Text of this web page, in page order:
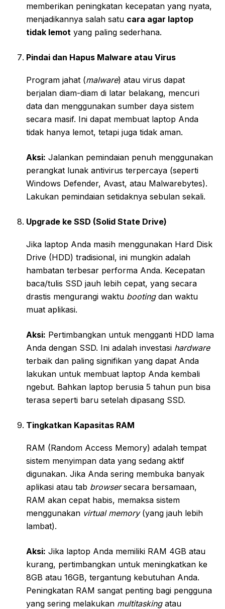
memberikan peningkatan kecepatan yang nyata,
menjadikannya salah satu cara agar laptop
tidak lemot yang paling sederhana.
Pindai dan Hapus Malware atau Virus
Program jahat (malware) atau virus dapat
berjalan diam-diam di latar belakang, mencuri
data dan menggunakan sumber daya sistem
secara masif. Ini dapat membuat laptop Anda
tidak hanya lemot, tetapi juga tidak aman.
Aksi: Jalankan pemindaian penuh menggunakan
perangkat lunak antivirus terpercaya (seperti
Windows Defender, Avast, atau Malwarebytes).
Lakukan pemindaian setidaknya sebulan sekali.
Upgrade ke SSD (Solid State Drive)
Jika laptop Anda masih menggunakan Hard Disk
Drive (HDD) tradisional, ini mungkin adalah
hambatan terbesar performa Anda. Kecepatan
baca/tulis SSD jauh lebih cepat, yang secara
drastis mengurangi waktu bootingdan waktu
muat aplikasi.
Aksi: Pertimbangkan untuk mengganti HDD lama
Anda dengan SSD. Ini adalah investasi hardware
terbaik dan paling signifikan yang dapat Anda
lakukan untuk membuat laptop Anda kembali
ngebut. Bahkan laptop berusia 5 tahun pun bisa
terasa seperti baru setelah dipasang SSD.
Tingkatkan Kapasitas RAM
RAM (Random Access Memory) adalah tempat
sistem menyimpan data yang sedang aktif
digunakan. Jika Anda sering membuka banyak
aplikasi atau tab browsersecara bersamaan,
RAM akan cepat habis, memaksa sistem
menggunakan virtual memory(yang jauh lebih
lambat).
Aksi: Jika laptop Anda memiliki RAM 4GB atau
kurang, pertimbangkan untuk meningkatkan ke
8GB atau 16GB, tergantung kebutuhan Anda.
Peningkatan RAM sangat penting bagi pengguna
yang sering melakukan multitaskingatau